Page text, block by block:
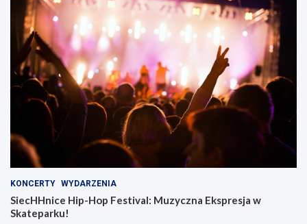
KONCERTY WYDARZENIA
SiecHHnice Hip-Hop Festival: Muzyczna Ekspresja w
Skateparku!